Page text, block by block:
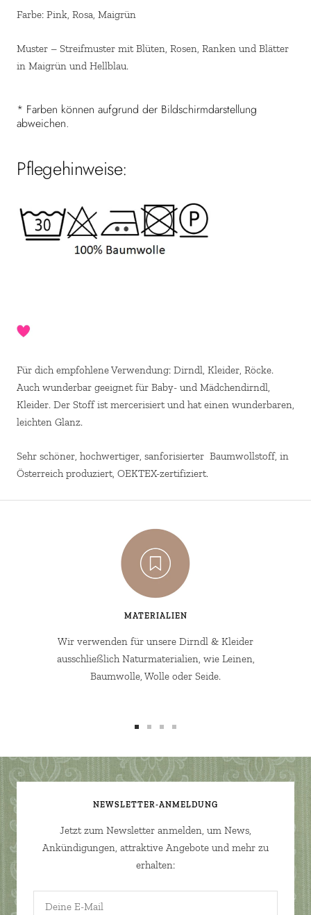
Farbe: Pink, Rosa, Maigrün
Muster – Streifmuster mit Blüten, Rosen, Ranken und Blätter
in Maigrün und Hellblau.
* Farben können aufgrund der Bildschirmdarstellung
abweichen.
Pflegehinweise:
Für dich empfohlene Verwendung: Dirndl, Kleider, Röcke.
Auch wunderbar geeignet für Baby- und Mädchendirndl,
Kleider. Der Stoff ist mercerisiert und hat einen wunderbaren,
leichten Glanz.
Sehr schöner, hochwertiger, sanforisierter Baumwollstoff, in
Österreich produziert, OEKTEX-zertifiziert.
MATERIALIEN
Wir verwenden für unsere Dirndl & Kleider
ausschließlich Naturmaterialien, wie Leinen,
Baumwolle, Wolle oder Seide.
1
2 3
4
NEWSLETTER-ANMELDUNG
Jetzt zum Newsletter anmelden, um News,
Ankündigungen, attraktive Angebote und mehr zu
erhalten:
Deine E-Mail